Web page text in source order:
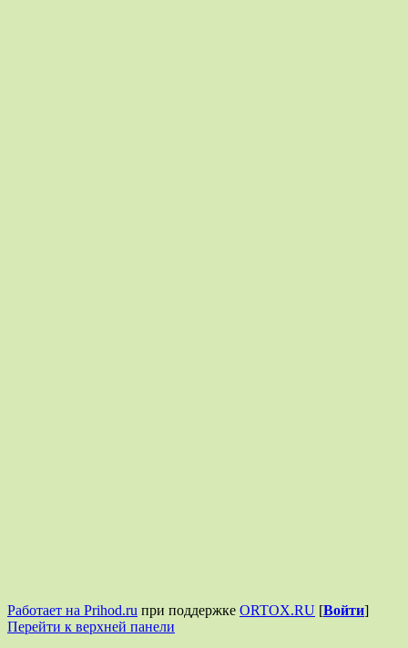
Работает на Prihod.ru при поддержке ORTOX.RU [Войти]
Перейти к верхней панели